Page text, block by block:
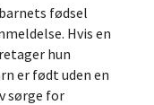
fødsel
Hvis en
hun
er født uden en
sørge for